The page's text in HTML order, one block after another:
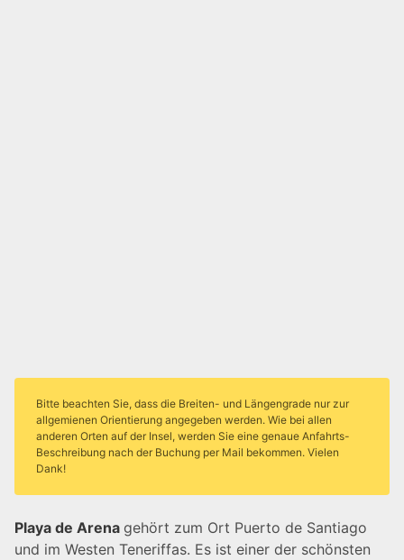
Playa de Arena gehört zum Ort Puerto de Santiago
und im Westen Teneriffas. Es ist einer der schönsten
Bitte beachten Sie, dass die Breiten- und Längengrade nur zur
allgemienen Orientierung angegeben werden. Wie bei allen
anderen Orten auf der Insel, werden Sie eine genaue Anfahrts-
Beschreibung nach der Buchung per Mail bekommen. Vielen
Dank!